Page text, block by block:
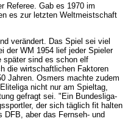
Referee. Gab es 1970 im
es zur letzten Weltmeistschaft
verändert. Das Spiel sei viel
der WM 1954 lief jeder Spieler
später sind es schon elf
die wirtschaftlichen Faktoren
Jahren. Osmers machte zudem
nicht nur am Spieltag,
gefragt sei. "Ein Bundesliga-
der sich täglich fit halten
DFB, aber das Fernseh- und